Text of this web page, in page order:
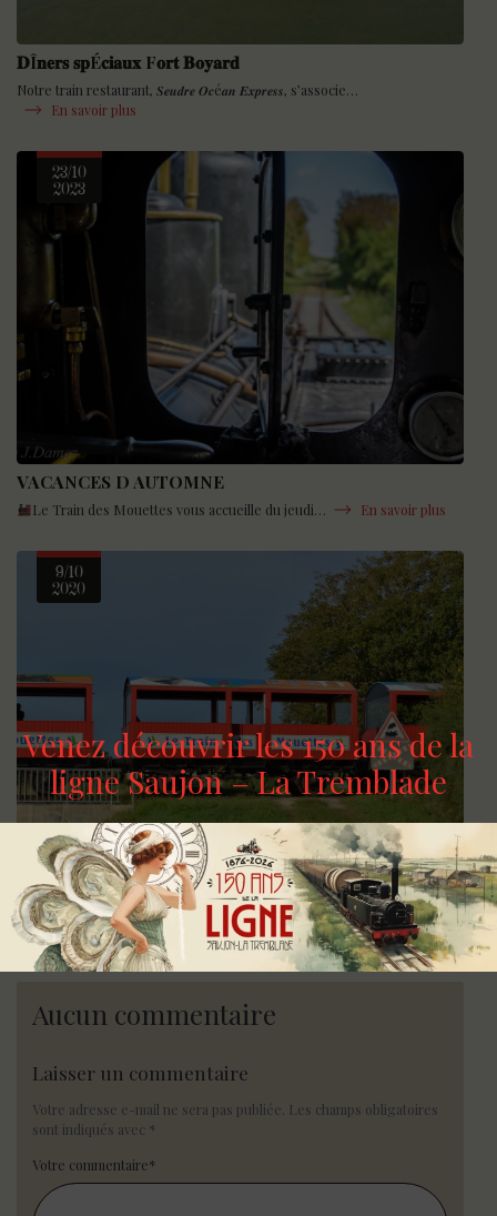
𝐃Î𝐧𝐞𝐫𝐬 𝐬𝐩É𝐜𝐢𝐚𝐮𝐱 F𝐨𝐫𝐭 𝐁𝐨𝐲𝐚𝐫𝐝
Notre train restaurant, 𝑺𝒆𝒖𝒅𝒓𝒆 𝑶𝒄é𝒂𝒏 𝑬𝒙𝒑𝒓𝒆𝒔𝒔, s’associe…
En savoir plus
23/10
2023
VACANCES D AUTOMNE
Le Train des Mouettes vous accueille du jeudi… En savoir plus
9/10
2020
CIRCULATION ; VACANCES DE LA TOUSSAINT
A l’occasion des vacances d’automne, le… En savoir plus
Aucun commentaire
Laisser un commentaire
Votre adresse e-mail ne sera pas publiée. Les champs obligatoires
sont indiqués avec *
Votre commentaire*
Venez découvrir les 150 ans de la
ligne Saujon – La Tremblade